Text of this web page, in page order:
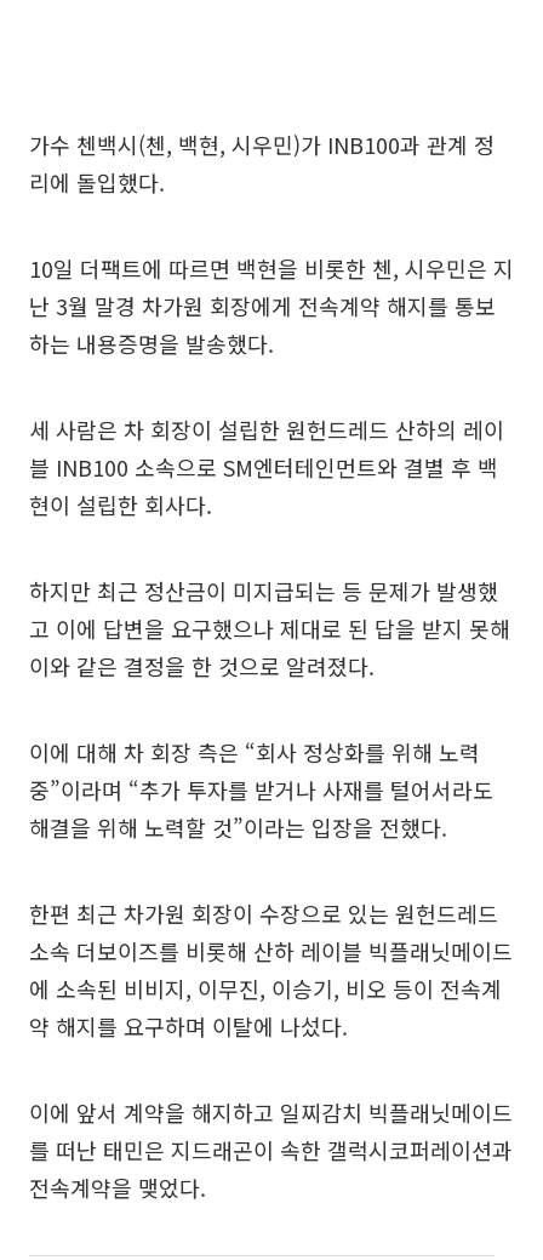
가수 첸백시(첸, 백현, 시우민)가 INB100과 관계 정
리에 돌입했다.
10일 더팩트에 따르면 백현을 비롯한 첸, 시우민은 지
난 3월 말경 차가원 회장에게 전속계약 해지를 통보
하는 내용증명을 발송했다.
세 사람은 차 회장이 설립한 원헌드레드 산하의 레이
블 INB100 소속으로 SM엔터테인먼트와 결별 후 백
현이 설립한 회사다.
하지만 최근 정산금이 미지급되는 등 문제가 발생했
고 이에 답변을 요구했으나 제대로 된 답을 받지 못해
이와 같은 결정을 한 것으로 알려졌다.
이에 대해 차 회장 측은 “회사 정상화를 위해 노력
중”이라며 “추가 투자를 받거나 사재를 털어서라도
해결을 위해 노력할 것”이라는 입장을 전했다.
한편 최근 차가원 회장이 수장으로 있는 원헌드레드
소속 더보이즈를 비롯해 산하 레이블 빅플래닛메이드
에 소속된 비비지, 이무진, 이승기, 비오 등이 전속계
약 해지를 요구하며 이탈에 나섰다.
이에 앞서 계약을 해지하고 일찌감치 빅플래닛메이드
를 떠난 태민은 지드래곤이 속한 갤럭시코퍼레이션과
전속계약을 맺었다.